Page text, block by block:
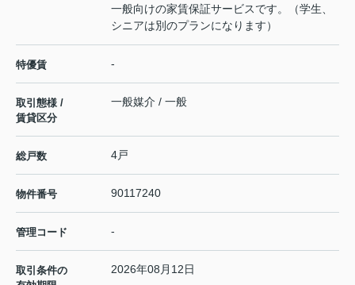
一般向けの家賃保証サービスです。（学生、
シニアは別のプランになります）
特優賃 -
取引態様 /
賃貸区分
一般媒介 / 一般
総戸数 4戸
物件番号 90117240
管理コード -
取引条件の
2026年08月12日